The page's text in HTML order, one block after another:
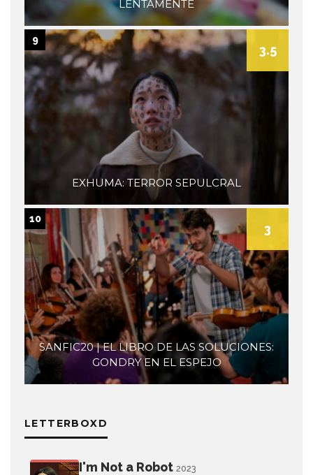
LENTAMENTE
EXHUMA: TERROR SEPULCRAL
3.5
9
SANFIC20 | EL LIBRO DE LAS SOLUCIONES:
GONDRY EN EL ESPEJO
3
10
LETTERBOXD
I'm Not a Robot 2023